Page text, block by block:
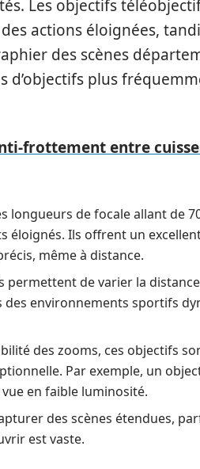
Les objectifs
actions éloignées,
des scènes
d’objectifs plus
frottement entre
longueurs de focale allant de
éloignés. Ils offrent un
même à distance.
permettent de varier la
des environnements sportifs
des zooms, ces objectifs
Par exemple, un
en faible luminosité.
des scènes étendues,
est vaste.